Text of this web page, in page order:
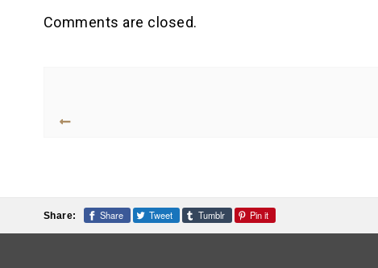
Comments are closed.
Share: Share Tweet Tumblr Pin it